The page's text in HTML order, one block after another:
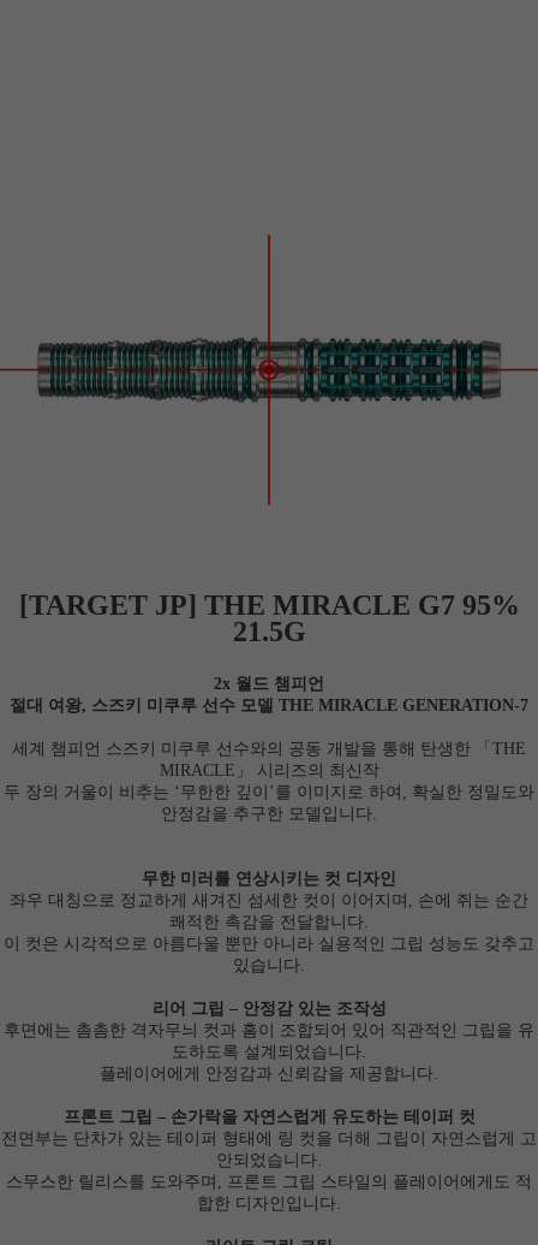
[TARGET JP] THE MIRACLE G7 95%
21.5G
2x 월드 챔피언
절대 여왕, 스즈키 미쿠루 선수 모델 THE MIRACLE GENERATION-7
세계 챔피언 스즈키 미쿠루 선수와의 공동 개발을 통해 탄생한 「THE
MIRACLE」 시리즈의 최신작
두 장의 거울이 비추는 ‘무한한 깊이’를 이미지로 하여, 확실한 정밀도와
안정감을 추구한 모델입니다.
무한 미러를 연상시키는 컷 디자인
좌우 대칭으로 정교하게 새겨진 섬세한 컷이 이어지며, 손에 쥐는 순간
쾌적한 촉감을 전달합니다.
이 컷은 시각적으로 아름다울 뿐만 아니라 실용적인 그립 성능도 갖추고
있습니다.
리어 그립 – 안정감 있는 조작성
후면에는 촘촘한 격자무늬 컷과 홈이 조합되어 있어 직관적인 그립을 유
도하도록 설계되었습니다.
플레이어에게 안정감과 신뢰감을 제공합니다.
프론트 그립 – 손가락을 자연스럽게 유도하는 테이퍼 컷
전면부는 단차가 있는 테이퍼 형태에 링 컷을 더해 그립이 자연스럽게 고
안되었습니다.
스무스한 릴리스를 도와주며, 프론트 그립 스타일의 플레이어에게도 적
합한 디자인입니다.